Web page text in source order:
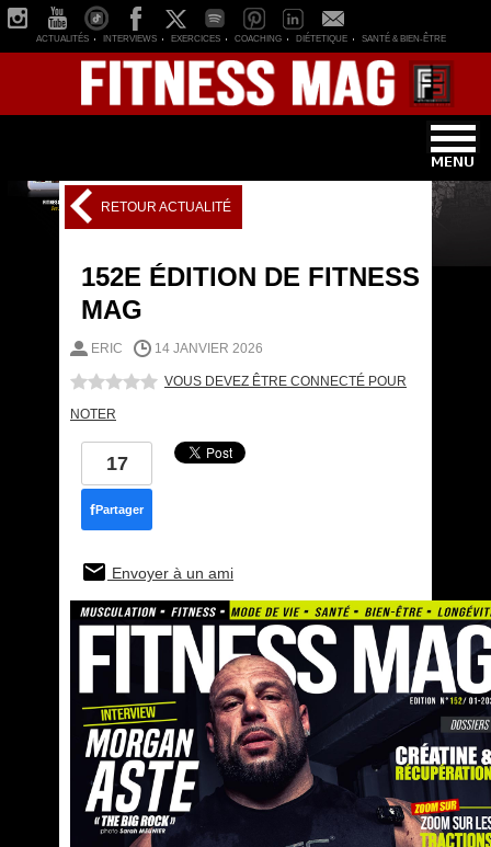
ACTUALITÉS INTERVIEWS EXERCICES COACHING DIÉTETIQUE SANTÉ & BIEN-ÊTRE
RETOUR ACTUALITÉ
152E ÉDITION DE FITNESS
MAG
ERIC 14 JANVIER 2026
VOUS DEVEZ ÊTRE CONNECTÉ POUR
NOTER
17
fPartager
Envoyer à un ami